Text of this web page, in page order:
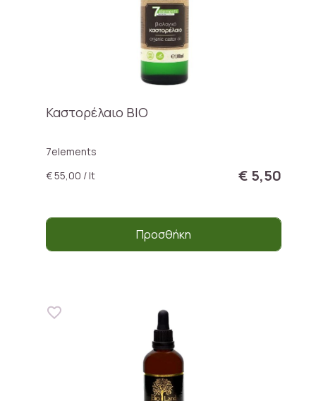
Καστορέλαιο ΒΙΟ
7elements
€ 55,00 / lt
€ 5,50
Προσθήκη